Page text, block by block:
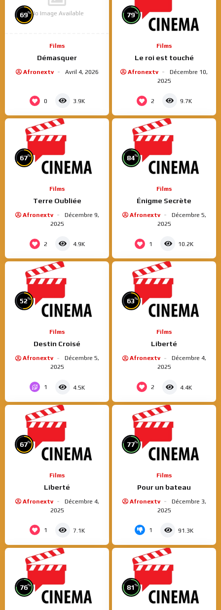
No Image Available
69%
Films
Démasquer
Afronextv Avril 4, 2026
0 3.9K
79%
Films
Le roi est touché
Afronextv
Décembre 10,
2025
2 9.7K
67%
Films
Terre Oubliée
Afronextv
Décembre 9,
2025
2 4.9K
84%
Films
Énigme Secrète
Afronextv
Décembre 5,
2025
1 10.2K
52%
Films
Destin Croisé
Afronextv
Décembre 5,
2025
1 4.5K
63%
Films
Liberté
Afronextv
Décembre 4,
2025
2 4.4K
67%
Films
Liberté
Afronextv
Décembre 4,
2025
1 7.1K
77%
Films
Pour un bateau
Afronextv
Décembre 3,
2025
1 91.3K
76% 81 %